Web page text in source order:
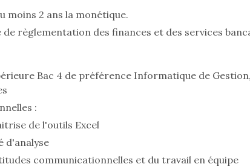
moins 2 ans la monétique.
règlementation des finances et des services
Bac 4 de préférence Informatique de
:
de l'outils Excel
d'analyse
communicationnelles et du travail en équipe